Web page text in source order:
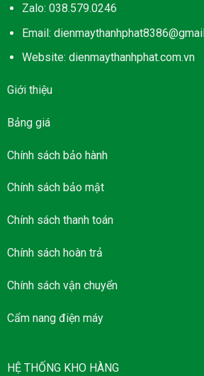
Zalo: 038.579.0246
Email:
Website: dienmaythanhphat.com.vn
Giới thiệu
Bảng giá
Chính sách bảo hành
Chính sách bảo mật
Chính sách thanh toán
Chính sách hoàn trả
Chính sách vận chuyển
Cẩm nang điện máy
HỆ THỐNG KHO HÀNG